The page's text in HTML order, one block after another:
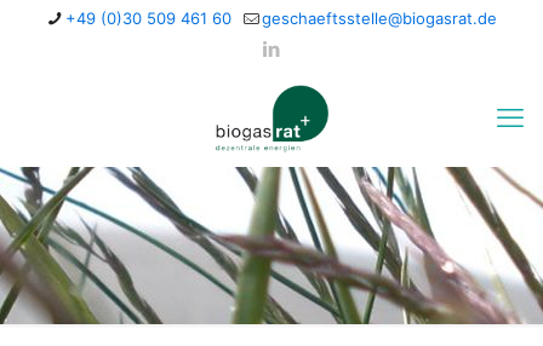
+49 (0)30 509 461 60 geschaeftsstelle@biogasrat.de